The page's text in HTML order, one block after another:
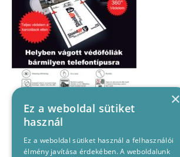
×
Ez a weboldal sütiket
használ
Ez a weboldal sütiket használ a felhasználói
élmény javítása érdekében. A weboldalunk